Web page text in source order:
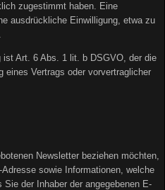
zugestimmt haben. Eine
ausdrückliche Einwilligung, etwa zu
ist Art. 6 Abs. 1 lit. b DSGVO, der die
eines Vertrags oder vorvertraglicher
Newsletter beziehen möchten,
sowie Informationen, welche
der Inhaber der angegebenen E-